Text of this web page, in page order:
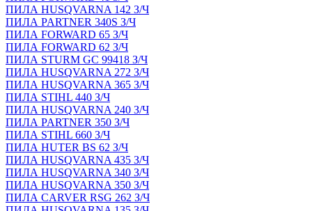
ПИЛА HUSQVARNA 142 З/Ч
ПИЛА PARTNER 340S З/Ч
ПИЛА FORWARD 65 З/Ч
ПИЛА FORWARD 62 З/Ч
ПИЛА STURM GC 99418 З/Ч
ПИЛА HUSQVARNA 272 З/Ч
ПИЛА HUSQVARNA 365 З/Ч
ПИЛА STIHL 440 З/Ч
ПИЛА HUSQVARNA 240 З/Ч
ПИЛА PARTNER 350 З/Ч
ПИЛА STIHL 660 З/Ч
ПИЛА HUTER BS 62 З/Ч
ПИЛА HUSQVARNA 435 З/Ч
ПИЛА HUSQVARNA 340 З/Ч
ПИЛА HUSQVARNA 350 З/Ч
ПИЛА CARVER RSG 262 З/Ч